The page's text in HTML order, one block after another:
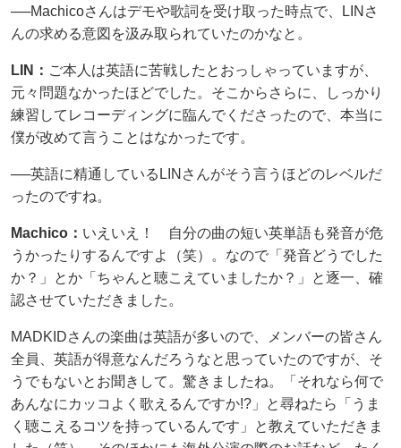
──Machicoさんはデモや歌詞を受け取った時点で、LINさ
んの求める意図を汲み取られていたのかなと。
LIN： ご本人は英語に苦戦したとおっしゃっていますが、
元々問題なかったほどでした。そこからさらに、しっかり
練習してレコーディングに臨んでくださったので、本当に
僕が改めて言うことはなかったです。
──英語に精通しているLINさんがそう言うほどのレベルだ
ったのですね。
Machico： いえいえ！ 自分の曲の短い英単語も発音が危
うかったりするんですよ（笑）。なので「発音どうでした
か？」とか「ちゃんと聴こえていましたか？」と逐一、確
認させていただきました。
MADKIDさんの楽曲は英語が多いので、メンバーの皆さん
全員、英語が得意なんだろうなと思っていたのですが、そ
うでもないとお聞きして。驚きましたね。「それなら何で
あんなにカッコよく歌えるんですか!?」と尋ねたら「うま
く聴こえるコツを持っているんです」と教えていただきま